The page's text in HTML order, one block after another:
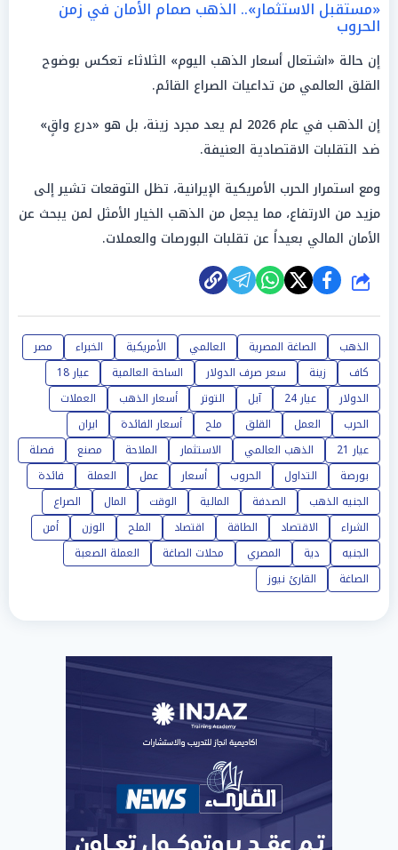
«مستقبل الاستثمار».. الذهب صمام الأمان في زمن
الحروب
إن حالة «اشتعال أسعار الذهب اليوم» الثلاثاء تعكس بوضوح
القلق العالمي من تداعيات الصراع القائم.
إن الذهب في عام 2026 لم يعد مجرد زينة، بل هو «درع واقٍ»
ضد التقلبات الاقتصادية العنيفة.
ومع استمرار الحرب الأمريكية الإيرانية، تظل التوقعات تشير إلى
مزيد من الارتفاع، مما يجعل من الذهب الخيار الأمثل لمن يبحث عن
الأمان المالي بعيداً عن تقلبات البورصات والعملات.
شارك
الذهب الصاغة المصرية العالمي الأمريكية الخبراء
مصر
كاف
زينة سعر صرف الدولار الساحة العالمية
عيار 18
الدولار
عيار 24 آبل التوتر أسعار الذهب
العملات
الحرب
العمل القلق ملح أسعار الفائدة
ايران
عيار 21
الذهب العالمي الاستثمار الملاحة مصنع
فصلة
بورصة
التداول الحروب أسعار عمل العملة
فائدة
الجنيه الذهب
الصدفة المالية الوقت المال
الصراع
الشراء
الاقتصاد الطاقة اقتصاد الملح الوزن
أمن
الجنيه
دية المصري محلات الصاغة
العملة الصعبة
الصاغة
القارئ نيوز